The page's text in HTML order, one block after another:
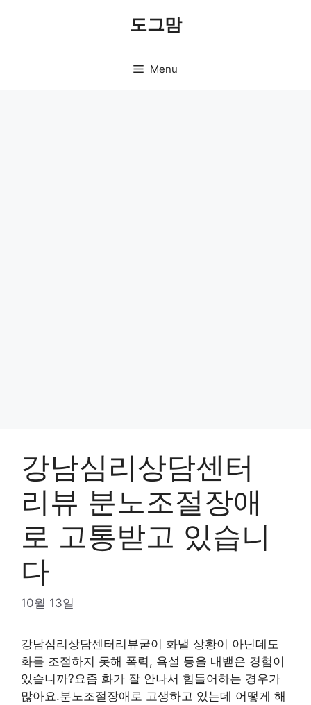
도그맘
Menu
강남심리상담센터
리뷰 분노조절장애
로 고통받고 있습니
다
10월 13일
강남심리상담센터리뷰굳이 화낼 상황이 아닌데도
화를 조절하지 못해 폭력, 욕설 등을 내뱉은 경험이
있습니까?요즘 화가 잘 안나서 힘들어하는 경우가
많아요.분노조절장애로 고생하고 있는데 어떻게 해